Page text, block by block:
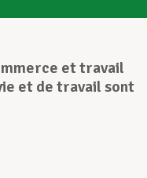
et travail
et de travail sont